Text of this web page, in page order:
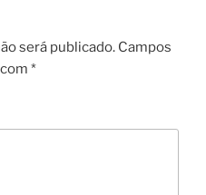
será publicado. Campos
*